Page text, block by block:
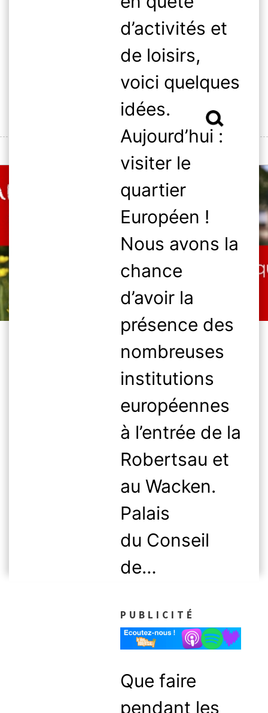
d’activités et
de loisirs,
voici quelques
idées.
Aujourd’hui :
visiter le
quartier
Européen !
Nous avons la
chance
d’avoir la
présence des
nombreuses
institutions
européennes
à l’entrée de la
Robertsau et
au Wacken.
Palais
du Conseil
de…
PUBLICITÉ
Que faire
pendant les